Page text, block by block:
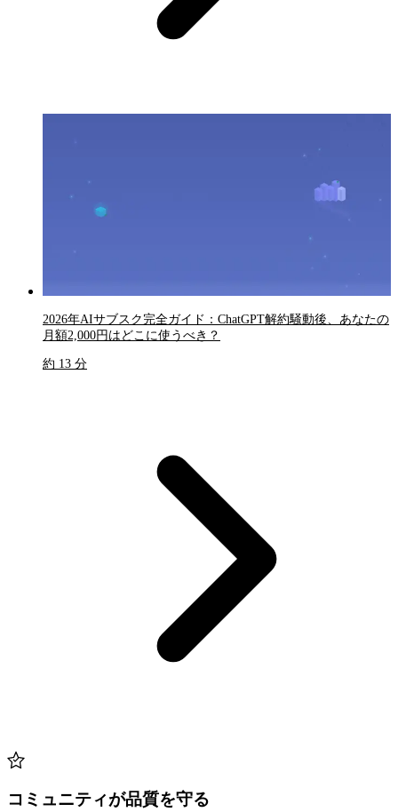
2026年AIサブスク完全ガイド：ChatGPT解約騒動後、あなたの
月額2,000円はどこに使うべき？
約 13 分
コミュニティが品質を守る